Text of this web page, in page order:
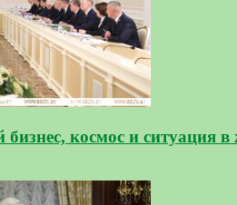
космос и ситуация